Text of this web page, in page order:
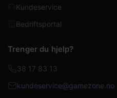
Kundeservice
Bedriftsportal
Trenger du hjelp?
38 17 83 13
kundeservice@gamezone.no